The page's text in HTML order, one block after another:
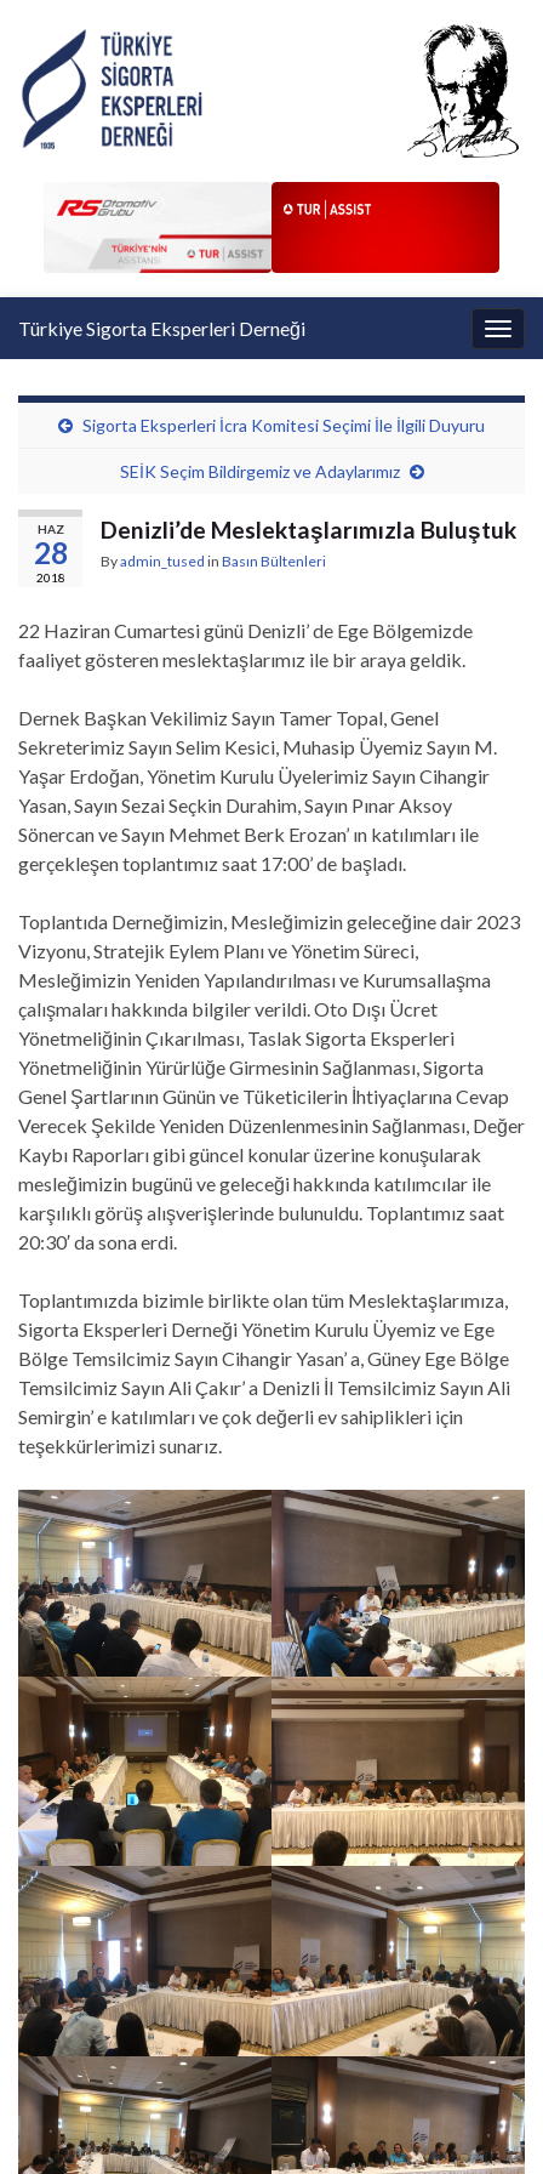
Türkiye Sigorta Eksperleri Derneği
Sigorta Eksperleri İcra Komitesi Seçimi İle İlgili Duyuru
SEİK Seçim Bildirgemiz ve Adaylarımız
HAZ
28
2018
Denizli’de Meslektaşlarımızla Buluştuk
Byadmin_tused in Basın Bültenleri
22 Haziran Cumartesi günü Denizli’ de Ege Bölgemizde
faaliyet gösteren meslektaşlarımız ile bir araya geldik.
Dernek Başkan Vekilimiz Sayın Tamer Topal, Genel
Sekreterimiz Sayın Selim Kesici, Muhasip Üyemiz Sayın M.
Yaşar Erdoğan, Yönetim Kurulu Üyelerimiz Sayın Cihangir
Yasan, Sayın Sezai Seçkin Durahim, Sayın Pınar Aksoy
Sönercan ve Sayın Mehmet Berk Erozan’ ın katılımları ile
gerçekleşen toplantımız saat 17:00’ de başladı.
Toplantıda Derneğimizin, Mesleğimizin geleceğine dair 2023
Vizyonu, Stratejik Eylem Planı ve Yönetim Süreci,
Mesleğimizin Yeniden Yapılandırılması ve Kurumsallaşma
çalışmaları hakkında bilgiler verildi. Oto Dışı Ücret
Yönetmeliğinin Çıkarılması, Taslak Sigorta Eksperleri
Yönetmeliğinin Yürürlüğe Girmesinin Sağlanması, Sigorta
Genel Şartlarının Günün ve Tüketicilerin İhtiyaçlarına Cevap
Verecek Şekilde Yeniden Düzenlenmesinin Sağlanması, Değer
Kaybı Raporları gibi güncel konular üzerine konuşularak
mesleğimizin bugünü ve geleceği hakkında katılımcılar ile
karşılıklı görüş alışverişlerinde bulunuldu. Toplantımız saat
20:30′ da sona erdi.
Toplantımızda bizimle birlikte olan tüm Meslektaşlarımıza,
Sigorta Eksperleri Derneği Yönetim Kurulu Üyemiz ve Ege
Bölge Temsilcimiz Sayın Cihangir Yasan’ a, Güney Ege Bölge
Temsilcimiz Sayın Ali Çakır’ a Denizli İl Temsilcimiz Sayın Ali
Semirgin’ e katılımları ve çok değerli ev sahiplikleri için
teşekkürlerimizi sunarız.